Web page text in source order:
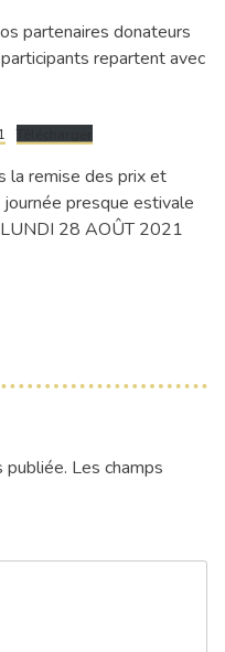
donateurs
repartent avec
Télécharger
la remise des prix et
presque estivale
LUNDI 28 AOÛT 2021
publiée. Les champs